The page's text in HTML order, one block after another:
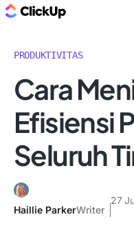
PRODUKTIVITAS
Cara
Efisiensi
Seluruh
Haillie ParkerWriter
27